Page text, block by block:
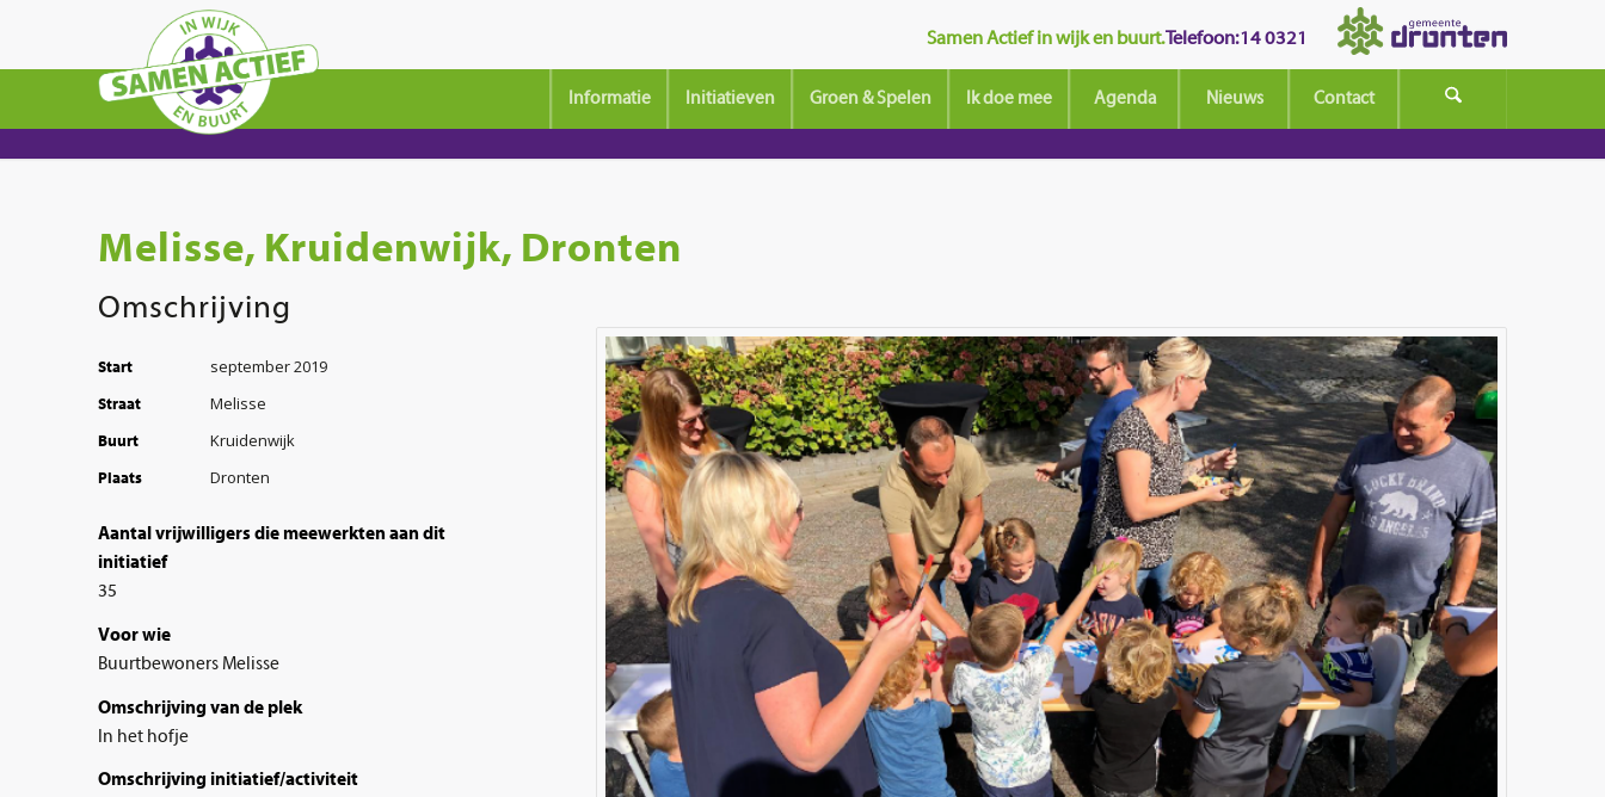
Samen Actief in wijk en buurt.Telefoon: 14 0321
Informatie Initiatieven Groen & Spelen Ik doe mee Agenda Nieuws Contact
Melisse, Kruidenwijk, Dronten
Omschrijving
Start september 2019
Straat Melisse
Buurt Kruidenwijk
Plaats Dronten
Aantal vrijwilligers die meewerkten aan dit
initiatief
35
Voor wie
Buurtbewoners Melisse
Omschrijving van de plek
In het hofje
Omschrijving initiatief/activiteit